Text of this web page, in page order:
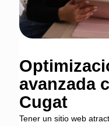
avanzada
Cugat
Tener un sitio web